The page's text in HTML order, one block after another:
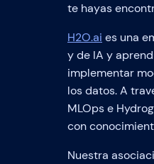
te hayas
H2O.ai es una
y de IA y
implementar
los datos. A
MLOps e
con
Nuestra